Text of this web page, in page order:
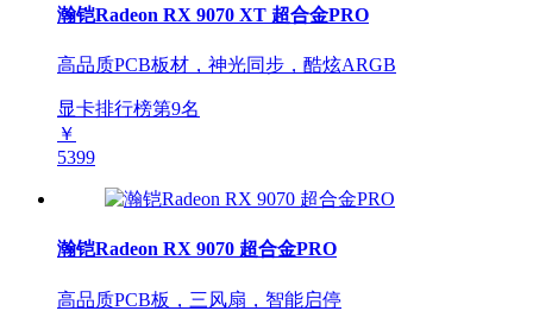
瀚铠Radeon RX 9070 XT 超合金PRO
高品质PCB板材，神光同步，酷炫ARGB
显卡排行榜第9名
￥
5399
瀚铠Radeon RX 9070 超合金PRO
高品质PCB板，三风扇，智能启停